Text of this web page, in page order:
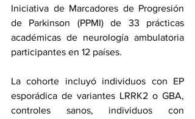
Iniciativa de Marcadores de Progresión
de Parkinson (PPMI) de 33 prácticas
académicas de neurología ambulatoria
participantes en 12 países.
La cohorte incluyó individuos con EP
esporádica de variantes LRRK2 o GBA,
controles sanos, individuos con